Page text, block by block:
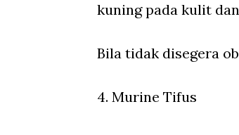
kuning pada kulit
Bila tidak disegera
4. Murine Tifus